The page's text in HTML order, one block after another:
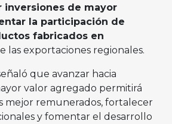
inversiones de mayor
la participación de
fabricados en
las exportaciones regionales.
que avanzar hacia
valor agregado permitirá
mejor remunerados, fortalecer
y fomentar el desarrollo